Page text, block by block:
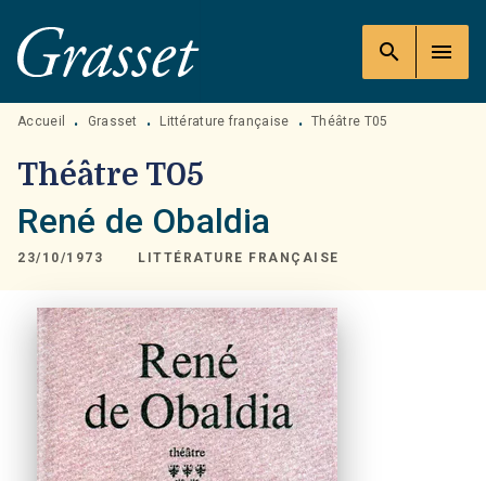
MENU RECHERCHE
PIED DE PAGE
search menu
Accueil • Grasset • Littérature française • Théâtre T05
Théâtre T05
René de Obaldia
23/10/1973 LITTÉRATURE FRANÇAISE